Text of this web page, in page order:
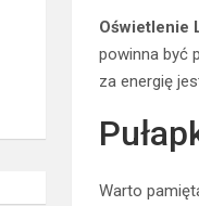
Oświetlenie
powinna być
za energię
Warto